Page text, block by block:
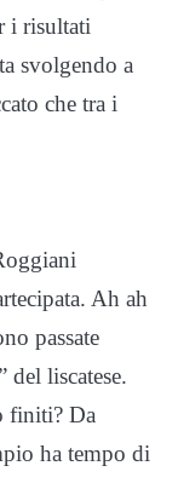
i risultati
svolgendo a
che tra i
Ah ah
passate
del liscatese.
finiti? Da
ha tempo di